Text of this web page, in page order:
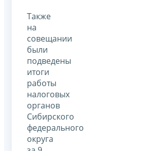
Также
на
совещании
были
подведены
итоги
работы
налоговых
органов
Сибирского
федерального
округа